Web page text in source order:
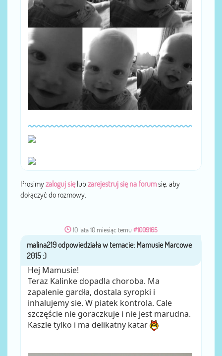
Prosimyzaloguj sięlub zarejestruj się na forumsię, aby
dołączyć do rozmowy.
10 lata 10 miesiąc temu #1009165
przezmalina219
Hej Mamusie!
Teraz Kalinke dopadla choroba. Ma
zapalenie gardła, dostala syropki i
inhalujemy sie. W piatek kontrola. Cale
szczęście nie goraczkuje i nie jest marudna.
Kaszle tylko i ma delikatny katar